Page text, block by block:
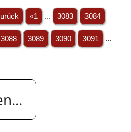
«1 ... 3083 3084
3088 3089 3090 3091 ...